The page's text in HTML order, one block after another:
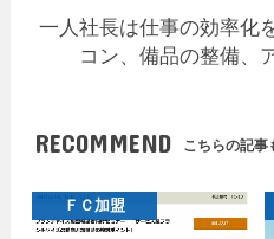
一人社長は仕事の効率化
コン、備品の整備、
RECOMMEND こちらの記事
ＦＣ加盟